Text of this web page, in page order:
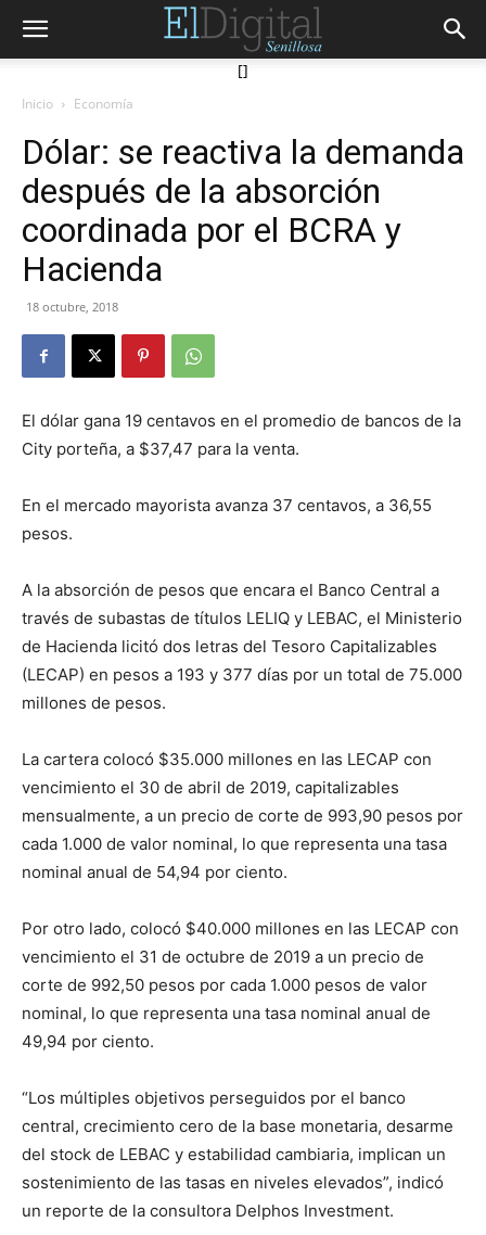
[]
Inicio Economía
Dólar: se reactiva la demanda
después de la absorción
coordinada por el BCRA y
Hacienda
18 octubre, 2018
El dólar gana 19 centavos en el promedio de bancos de la
City porteña, a $37,47 para la venta.
En el mercado mayorista avanza 37 centavos, a 36,55
pesos.
A la absorción de pesos que encara el Banco Central a
través de subastas de títulos LELIQ y LEBAC, el Ministerio
de Hacienda licitó dos letras del Tesoro Capitalizables
(LECAP) en pesos a 193 y 377 días por un total de 75.000
millones de pesos.
La cartera colocó $35.000 millones en las LECAP con
vencimiento el 30 de abril de 2019, capitalizables
mensualmente, a un precio de corte de 993,90 pesos por
cada 1.000 de valor nominal, lo que representa una tasa
nominal anual de 54,94 por ciento.
Por otro lado, colocó $40.000 millones en las LECAP con
vencimiento el 31 de octubre de 2019 a un precio de
corte de 992,50 pesos por cada 1.000 pesos de valor
nominal, lo que representa una tasa nominal anual de
49,94 por ciento.
“Los múltiples objetivos perseguidos por el banco
central, crecimiento cero de la base monetaria, desarme
del stock de LEBAC y estabilidad cambiaria, implican un
sostenimiento de las tasas en niveles elevados”, indicó
un reporte de la consultora Delphos Investment.